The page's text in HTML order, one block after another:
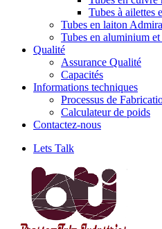
Tubes à ailettes
Tubes en laiton
Tubes en aluminium
Qualité
Assurance Qualité
Capacités
Informations techniques
Processus de
Calculateur de poids
Contactez-nous
Lets Talk